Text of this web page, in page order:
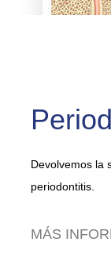
Devolvemos la
periodontitis.
MÁS